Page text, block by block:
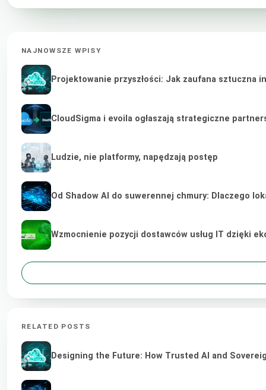
NAJNOWSZE WPISY
Projektowanie przyszłości: Jak zaufana sztuczna
CloudSigma i evoila ogłaszają strategiczne
Ludzie, nie platformy, napędzają postęp
Od Shadow AI do suwerennej chmury: Dlaczego
Wzmocnienie pozycji dostawców usług IT dzięki
RELATED POSTS
Designing the Future: How Trusted AI and